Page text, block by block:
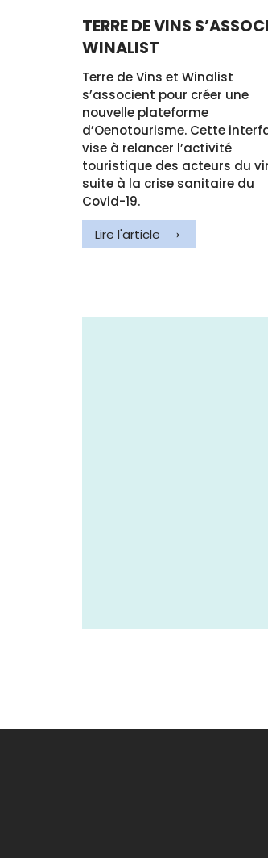
TERRE DE VINS
WINALIST
Terre de Vins et Winalist
s’associent pour créer une
nouvelle plateforme
d’Oenotourisme. Cette
vise à relancer l’activité
touristique des acteurs du
suite à la crise sanitaire du
Covid-19.
Lire l'article